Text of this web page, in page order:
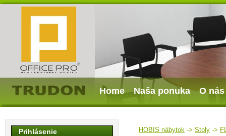
Home Naša ponuka O nás
HOBIS nábytok -> Stoly ->
Prihlásenie